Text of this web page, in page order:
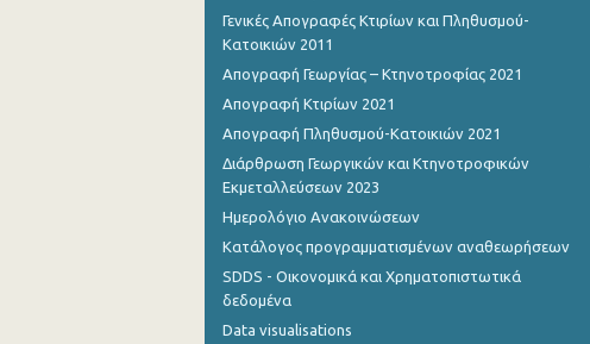
Απριλίου 2023
Μαρτίου 2023
Φεβρουαρίου 2023
Δεκεμβρίου 2022
Οκτωβρίου 2022
Σεπτεμβρίου 2022
Γενικές Απογραφές Κτιρίων και Πληθυσμού-
Κατοικιών 2011
Απογραφή Γεωργίας – Κτηνοτροφίας 2021
Απογραφή Κτιρίων 2021
Απογραφή Πληθυσμού-Κατοικιών 2021
Διάρθρωση Γεωργικών και Κτηνοτροφικών
Εκμεταλλεύσεων 2023
Ημερολόγιο Ανακοινώσεων
Κατάλογος προγραμματισμένων αναθεωρήσεων
SDDS - Οικονομικά και Χρηματοπιστωτικά
δεδομένα
Data visualisations